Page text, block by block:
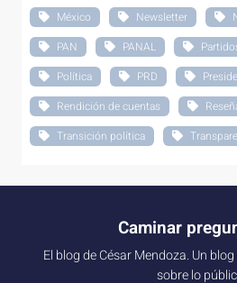
México
Newsletter
PAN
PANAL
Política
PRD
Rendición de cuentas
Transición política
Caminar
El blog de César Mendoza. Un
sobre lo